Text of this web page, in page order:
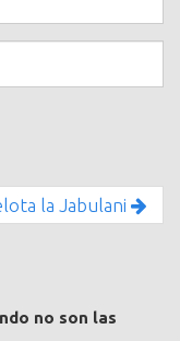
la Jabulani
no son las